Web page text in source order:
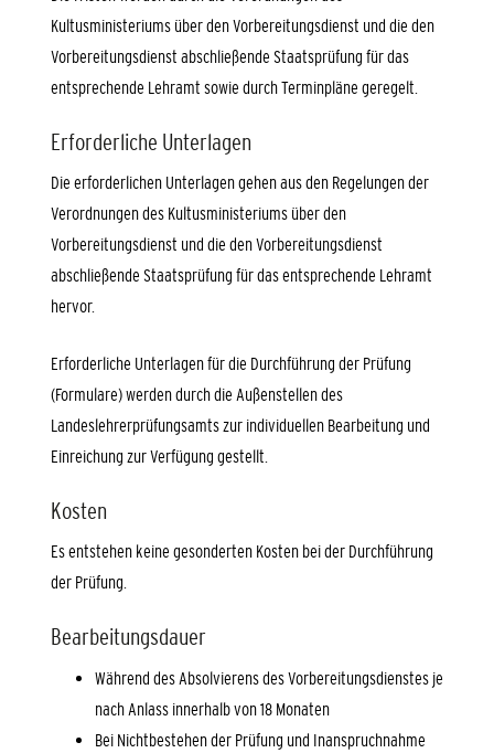
Kultusministeriums über den Vorbereitungsdienst und die den
Vorbereitungsdienst abschließende Staatsprüfung für das
entsprechende Lehramt sowie durch Terminpläne geregelt.
Erforderliche Unterlagen
Die erforderlichen Unterlagen gehen aus den Regelungen der
Verordnungen des Kultusministeriums über den
Vorbereitungsdienst und die den Vorbereitungsdienst
abschließende Staatsprüfung für das entsprechende Lehramt
hervor.
Erforderliche Unterlagen für die Durchführung der Prüfung
(Formulare) werden durch die Außenstellen des
Landeslehrerprüfungsamts zur individuellen Bearbeitung und
Einreichung zur Verfügung gestellt.
Kosten
Es entstehen keine gesonderten Kosten bei der Durchführung
der Prüfung.
Bearbeitungsdauer
Während des Absolvierens des Vorbereitungsdienstes je
nach Anlass innerhalb von 18 Monaten
Bei Nichtbestehen der Prüfung und Inanspruchnahme